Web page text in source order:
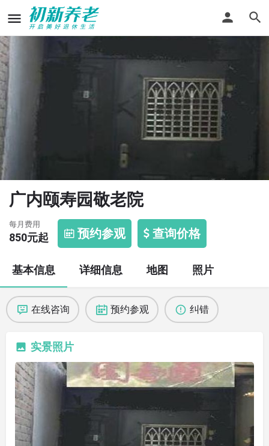
广内颐寿园敬老院
每月费用
850元起 预约参观 查询价格
基本信息 详细信息 地图 照片
在线咨询 预约参观 纠错
实景照片